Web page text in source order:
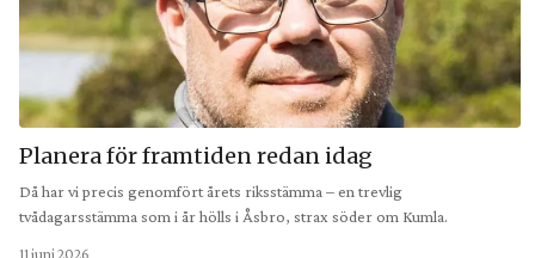
Planera för framtiden redan idag
Då har vi precis genomfört årets riksstämma – en trevlig
tvådagarsstämma som i år hölls i Åsbro, strax söder om Kumla.
11 juni 2026